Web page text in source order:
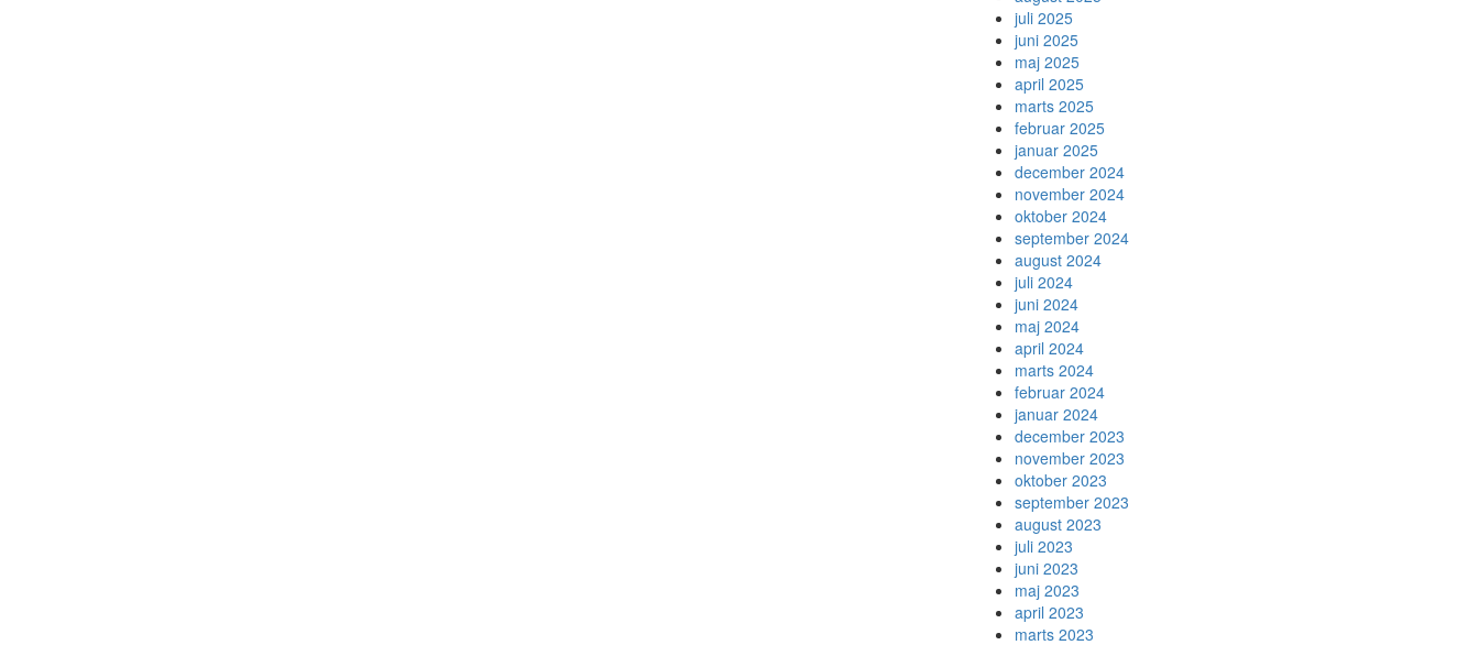
juli 2025
juni 2025
maj 2025
april 2025
marts 2025
februar 2025
januar 2025
december 2024
november 2024
oktober 2024
september 2024
august 2024
juli 2024
juni 2024
maj 2024
april 2024
marts 2024
februar 2024
januar 2024
december 2023
november 2023
oktober 2023
september 2023
august 2023
juli 2023
juni 2023
maj 2023
april 2023
marts 2023